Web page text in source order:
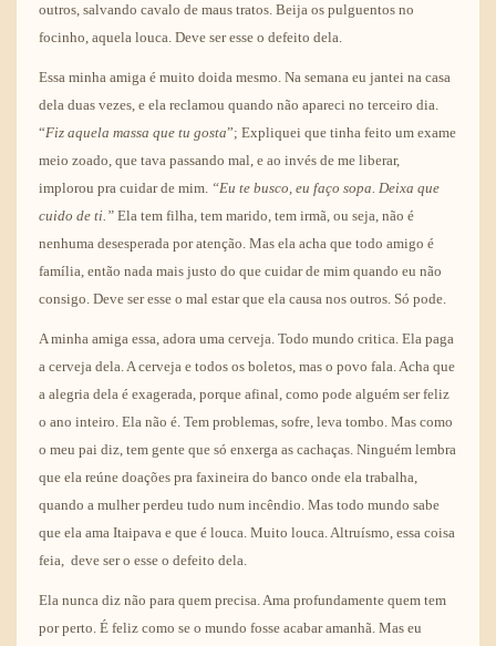
outros, salvando cavalo de maus tratos. Beija os pulguentos no
focinho, aquela louca. Deve ser esse o defeito dela.
Essa minha amiga é muito doida mesmo. Na semana eu jantei na casa
dela duas vezes, e ela reclamou quando não apareci no terceiro dia.
“Fiz aquela massa que tu gosta”; Expliquei que tinha feito um exame
meio zoado, que tava passando mal, e ao invés de me liberar,
implorou pra cuidar de mim. “Eu te busco, eu faço sopa. Deixa que
cuido de ti.” Ela tem filha, tem marido, tem irmã, ou seja, não é
nenhuma desesperada por atenção. Mas ela acha que todo amigo é
família, então nada mais justo do que cuidar de mim quando eu não
consigo. Deve ser esse o mal estar que ela causa nos outros. Só pode.
A minha amiga essa, adora uma cerveja. Todo mundo critica. Ela paga
a cerveja dela. A cerveja e todos os boletos, mas o povo fala. Acha que
a alegria dela é exagerada, porque afinal, como pode alguém ser feliz
o ano inteiro. Ela não é. Tem problemas, sofre, leva tombo. Mas como
o meu pai diz, tem gente que só enxerga as cachaças. Ninguém lembra
que ela reúne doações pra faxineira do banco onde ela trabalha,
quando a mulher perdeu tudo num incêndio. Mas todo mundo sabe
que ela ama Itaipava e que é louca. Muito louca. Altruísmo, essa coisa
feia, deve ser o esse o defeito dela.
Ela nunca diz não para quem precisa. Ama profundamente quem tem
por perto. É feliz como se o mundo fosse acabar amanhã. Mas eu